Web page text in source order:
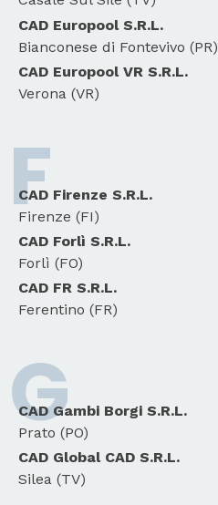
CAD Europool S.R.L.
Bianconese di Fontevivo (PR)
CAD Europool VR S.R.L.
Verona (VR)
F
CAD Firenze S.R.L.
Firenze (FI)
CAD Forlì S.R.L.
Forlì (FO)
CAD FR S.R.L.
Ferentino (FR)
G
CAD Gambi Borgi S.R.L.
Prato (PO)
CAD Global CAD S.R.L.
Silea (TV)